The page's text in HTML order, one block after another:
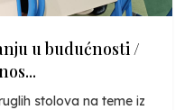
u budućnosti /
stolova na teme iz